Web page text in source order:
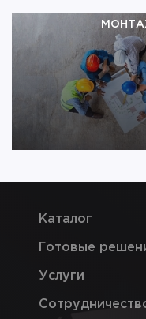
Соблюдение
важнейшей
Поэтому у
всегда есть
монтаж. Мы также
монтажным
квалификации,
Каталог
Готовые
Услуги